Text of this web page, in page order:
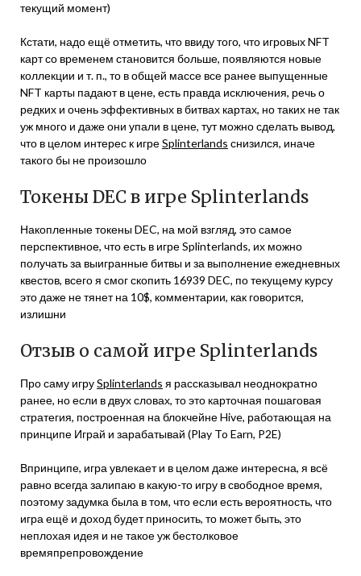
текущий момент)
Кстати, надо ещё отметить, что ввиду того, что игровых NFT
карт со временем становится больше, появляются новые
коллекции и т. п., то в общей массе все ранее выпущенные
NFT карты падают в цене, есть правда исключения, речь о
редких и очень эффективных в битвах картах, но таких не так
уж много и даже они упали в цене, тут можно сделать вывод,
что в целом интерес к игреSplinterlands снизился, иначе
такого бы не произошло
Токены DEC в игре Splinterlands
Накопленные токены DEC, на мой взгляд, это самое
перспективное, что есть в игре Splinterlands, их можно
получать за выигранные битвы и за выполнение ежедневных
квестов, всего я смог скопить 16939 DEC, по текущему курсу
это даже не тянет на 10$, комментарии, как говорится,
излишни
Отзыв о самой игре Splinterlands
Про саму игруSplinterlands я рассказывал неоднократно
ранее, но если в двух словах, то это карточная пошаговая
стратегия, построенная на блокчейне Hive, работающая на
принципе Играй и зарабатывай (Play To Earn, P2E)
Впринципе, игра увлекает и в целом даже интересна, я всё
равно всегда залипаю в какую-то игру в свободное время,
поэтому задумка была в том, что если есть вероятность, что
игра ещё и доход будет приносить, то может быть, это
неплохая идея и не такое уж бестолковое
времяпрепровождение